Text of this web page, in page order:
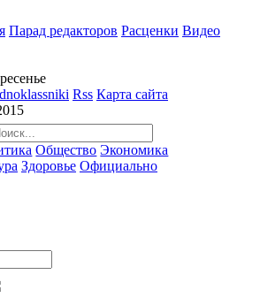
Парад редакторов Расценки Видео
Rss Карта сайта
Общество Экономика
Здоровье Официально